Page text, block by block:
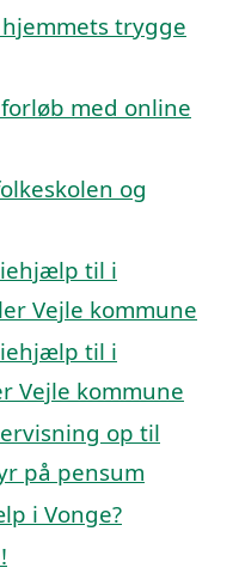
trygge
med online
og
til i
Vejle kommune
til i
Vejle kommune
op til
på pensum
i Vonge?